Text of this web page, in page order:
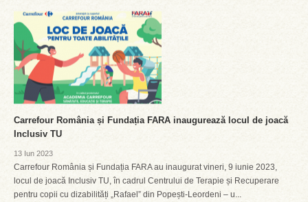
Carrefour România și Fundația FARA inaugurează locul de joacă
Inclusiv TU
13 Iun 2023
Carrefour România și Fundația FARA au inaugurat vineri, 9 iunie 2023,
locul de joacă Inclusiv TU, în cadrul Centrului de Terapie și Recuperare
pentru copii cu dizabilități „Rafael” din Popești-Leordeni – u...